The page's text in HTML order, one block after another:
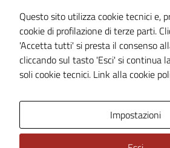
Note legali
Dichiarazione di accessibilità
Piano di miglioramento del sito
Questo sito utilizza cookie tecnici e,
cookie di profilazione di terze parti.
'Accetta tutti' si presta il consenso
cliccando sul tasto 'Esci' si continua
soli cookie tecnici. Link alla cookie
Impostazioni